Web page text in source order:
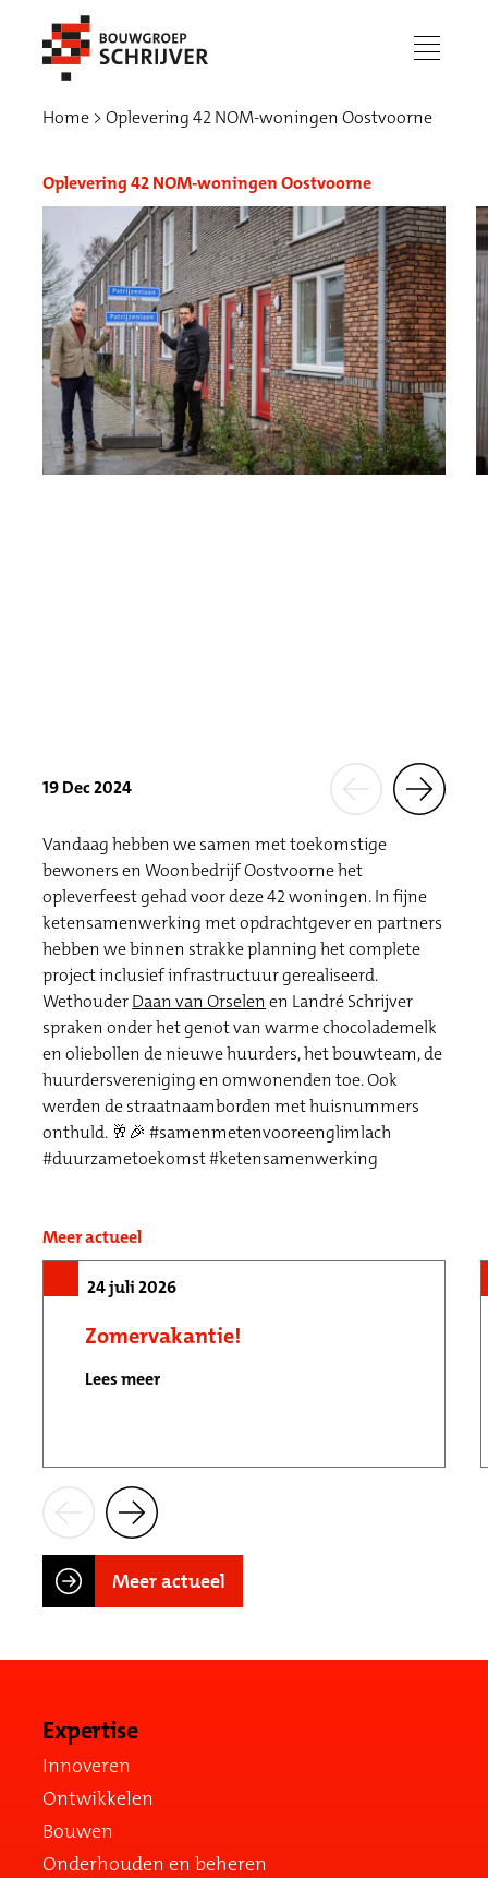
menu
Werken bij
Home Oplevering 42 NOM-woningen Oostvoorne
Oplevering 42 NOM-woningen Oostvoorne
19 Dec 2024
Vandaag hebben we samen met toekomstige
bewoners en Woonbedrijf Oostvoorne het
opleverfeest gehad voor deze 42 woningen. In fijne
ketensamenwerking met opdrachtgever en partners
hebben we binnen strakke planning het complete
project inclusief infrastructuur gerealiseerd.
WethouderDaan van Orselen en Landré Schrijver
spraken onder het genot van warme chocolademelk
en oliebollen de nieuwe huurders, het bouwteam, de
huurdersvereniging en omwonenden toe. Ook
werden de straatnaamborden met huisnummers
onthuld. 🥂🎉 #samenmetenvooreenglimlach
#duurzametoekomst #ketensamenwerking
Meer actueel
24 juli 2026
Zomervakantie!
Lees meer
Meer actueel
Expertise
Innoveren
Ontwikkelen
Bouwen
Onderhouden en beheren